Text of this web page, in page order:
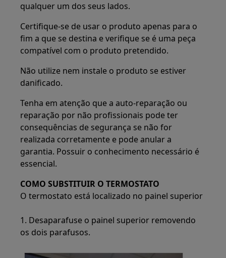
qualquer um dos seus lados.
Certifique-se de usar o produto apenas para o
fim a que se destina e verifique se é uma peça
compatível com o produto pretendido.
Não utilize nem instale o produto se estiver
danificado.
Tenha em atenção que a auto-reparação ou
reparação por não profissionais pode ter
consequências de segurança se não for
realizada corretamente e pode anular a
garantia. Possuir o conhecimento necessário é
essencial.
COMO SUBSTITUIR O TERMOSTATO
O termostato está localizado no painel superior
1. Desaparafuse o painel superior removendo
os dois parafusos.